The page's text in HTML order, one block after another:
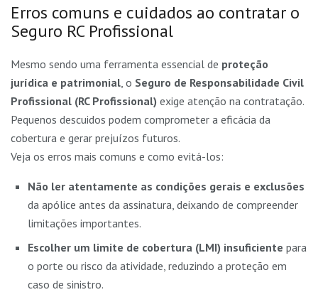
Erros comuns e cuidados ao contratar o
Seguro RC Profissional
Mesmo sendo uma ferramenta essencial de proteção
jurídica e patrimonial , o Seguro de Responsabilidade Civil
Profissional (RC Profissional) exige atenção na contratação.
Pequenos descuidos podem comprometer a eficácia da
cobertura e gerar prejuízos futuros.
Veja os erros mais comuns e como evitá-los:
Não ler atentamente as condições gerais e exclusões
da apólice antes da assinatura, deixando de compreender
limitações importantes.
Escolher um limite de cobertura (LMI) insuficiente para
o porte ou risco da atividade, reduzindo a proteção em
caso de sinistro.